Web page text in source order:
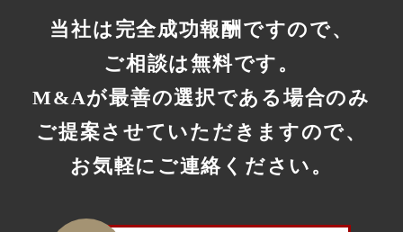
当社は完全成功報酬ですので、
ご相談は無料です。
M&Aが最善の選択である場合のみ
ご提案させていただきますので、
お気軽にご連絡ください。